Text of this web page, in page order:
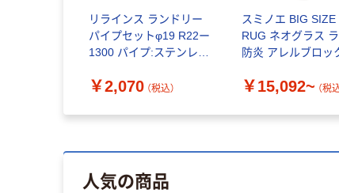
リラインス ランドリー
パイプセットφ19 R22ー
1300 パイプ:ステンレス
￥2,070 （税込）
スミノエ BIG SIZE
RUG ネオグラス
防炎 アレルブロッ
￥15,092~ （税
人気の商品